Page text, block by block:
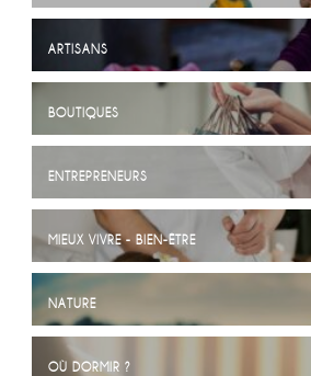
ARTISANS
BOUTIQUES
ENTREPRENEURS
MIEUX VIVRE - BIEN-ÊTRE
NATURE
OÙ DORMIR ?